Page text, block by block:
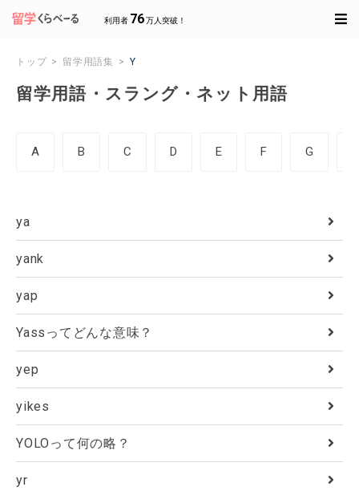
利用者 76万人突破！
トップ 留学用語集 Y
留学用語・スラング・ネット用語
A B C D E F G
ya
yank
yap
Yassってどんな意味？
yep
yikes
YOLOって何の略？
yr